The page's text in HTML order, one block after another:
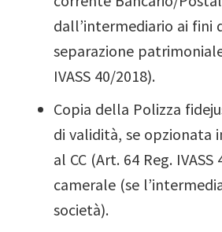
dall’intermediario ai fini
separazione
IVASS 40/2018).
Copia della Polizza
di validità, se opzionata
al CC (Art. 64 Reg. IVASS
camerale (se
società).